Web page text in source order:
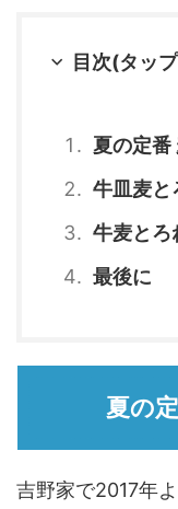
目次(タッ
夏の定番
牛皿麦と
牛麦とろ
最後に
夏の
吉野家で2017年